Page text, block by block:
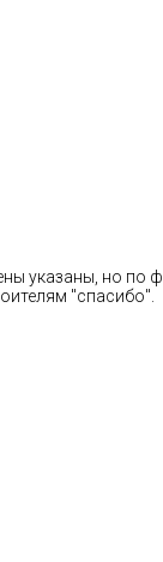
указаны, но по
"спасибо".